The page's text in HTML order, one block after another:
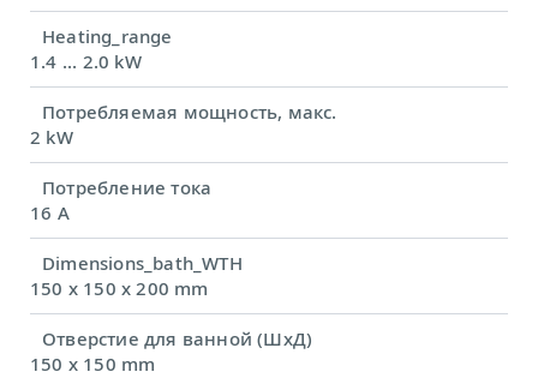
Heating_range
1.4 ... 2.0 kW
Потребляемая мощность, макс.
2 kW
Потребление тока
16 A
Dimensions_bath_WTH
150 x 150 x 200 mm
Отверстие для ванной (ШхД)
150 x 150 mm